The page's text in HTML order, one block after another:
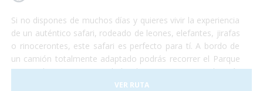
Si no dispones de muchos días y quieres vivir la experiencia
de un auténtico safari, rodeado de leones, elefantes, jirafas
o rinocerontes, este safari es perfecto para tí. A bordo de
un camión totalmente adaptado podrás recorrer el Parque
Nacional Kruger, sin duda la reserva natural más
importante de África y dónde podrás sentir la cercanía con
VER RUTA